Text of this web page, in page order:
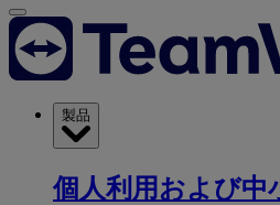
製品
個人利用および中